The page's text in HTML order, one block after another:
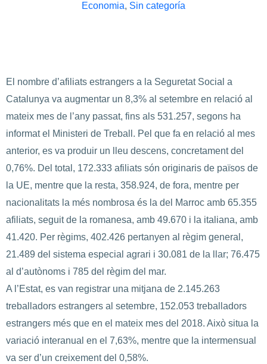
Economia, Sin categoría
El nombre d’afiliats estrangers a la Seguretat Social a
Catalunya va augmentar un 8,3% al setembre en relació al
mateix mes de l’any passat, fins als 531.257, segons ha
informat el Ministeri de Treball. Pel que fa en relació al mes
anterior, es va produir un lleu descens, concretament del
0,76%. Del total, 172.333 afiliats són originaris de països de
la UE, mentre que la resta, 358.924, de fora, mentre per
nacionalitats la més nombrosa és la del Marroc amb 65.355
afiliats, seguit de la romanesa, amb 49.670 i la italiana, amb
41.420. Per règims, 402.426 pertanyen al règim general,
21.489 del sistema especial agrari i 30.081 de la llar; 76.475
al d’autònoms i 785 del règim del mar.
A l’Estat, es van registrar una mitjana de 2.145.263
treballadors estrangers al setembre, 152.053 treballadors
estrangers més que en el mateix mes del 2018. Això situa la
variació interanual en el 7,63%, mentre que la intermensual
va ser d’un creixement del 0,58%.